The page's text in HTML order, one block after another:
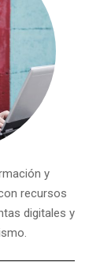
y
recursos
digitales y